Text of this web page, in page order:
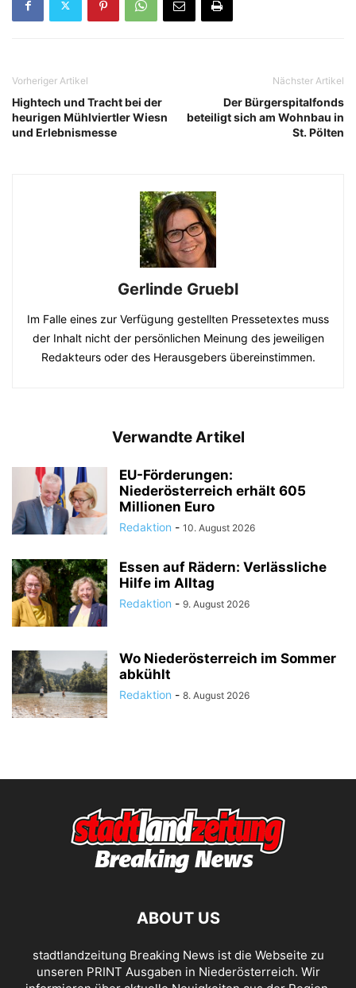
Vorheriger Artikel
Hightech und Tracht bei der
heurigen Mühlviertler Wiesn
und Erlebnismesse
Nächster Artikel
Der Bürgerspitalfonds
beteiligt sich am Wohnbau in
St. Pölten
Gerlinde Gruebl
Im Falle eines zur Verfügung gestellten Pressetextes muss
der Inhalt nicht der persönlichen Meinung des jeweiligen
Redakteurs oder des Herausgebers übereinstimmen.
Verwandte Artikel
EU-Förderungen:
Niederösterreich erhält 605
Millionen Euro
Redaktion - 10. August 2026
Essen auf Rädern: Verlässliche
Hilfe im Alltag
Redaktion - 9. August 2026
Wo Niederösterreich im Sommer
abkühlt
Redaktion - 8. August 2026
ABOUT US
stadtlandzeitung Breaking News ist die Webseite zu
unseren PRINT Ausgaben in Niederösterreich. Wir